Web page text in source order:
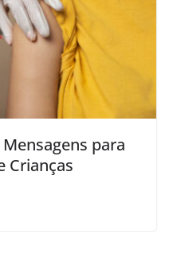
para
Crianças